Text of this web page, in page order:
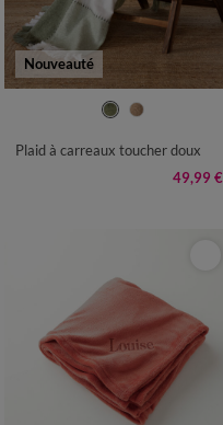
Nouveauté
Plaid à carreaux toucher doux
49,99 €